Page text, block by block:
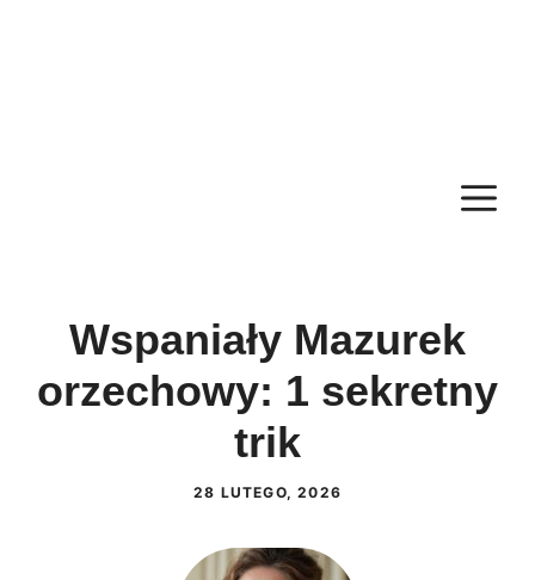
Wspaniały Mazurek
orzechowy: 1 sekretny
trik
28 LUTEGO, 2026